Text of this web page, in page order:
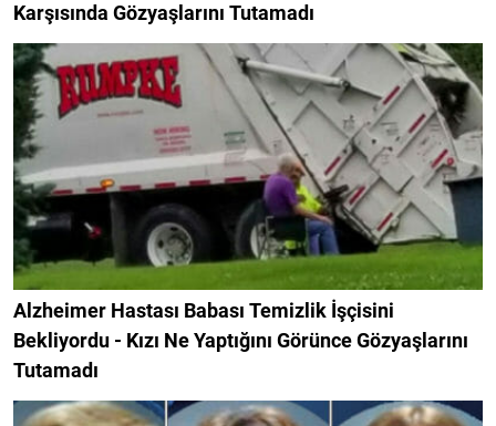
Karşısında Gözyaşlarını Tutamadı
Alzheimer Hastası Babası Temizlik İşçisini
Bekliyordu - Kızı Ne Yaptığını Görünce Gözyaşlarını
Tutamadı